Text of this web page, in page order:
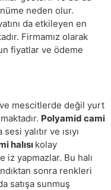
neden olur.
da etkileyen en
Firmamız olarak
fiyatlar ve ödeme
ve mescitlerde değil yurt
Polyamid cami
yalıtır ve ısıyı
halısı kolay
yapmazlar. Bu halı
sonra renkleri
satışa sunmuş